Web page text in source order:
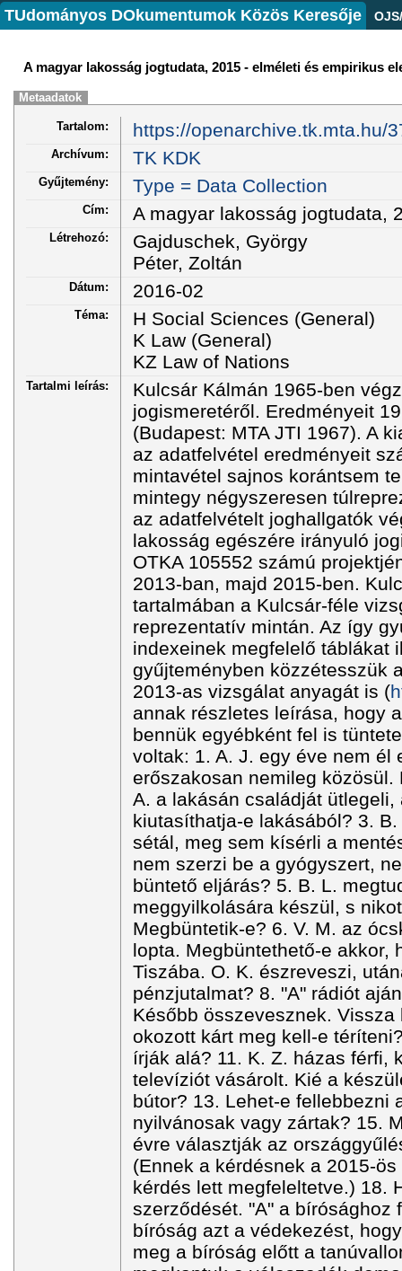
TUdományos DOkumentumok Közös Keresője
A magyar lakosság jogtudata, 2015 - elméleti és empirikus
Metaadatok
Tartalom: https://openarchive.tk.mta.hu/
Archívum: TK KDK
Gyűjtemény: Type = Data Collection
Cím: A magyar lakosság jogtudata,
Létrehozó:
Gajduschek, György
Péter, Zoltán
Dátum: 2016-02
Téma:
H Social Sciences (General)
K Law (General)
KZ Law of Nations
Tartalmi leírás:
Kulcsár Kálmán 1965-ben
jogismeretéről. Eredményeit
(Budapest: MTA JTI 1967). A
az adatfelvétel eredményeit
mintavétel sajnos korántsem
mintegy négyszeresen
az adatfelvételt joghallgatók
lakosság egészére irányuló
OTKA 105552 számú
2013-ban, majd 2015-ben.
tartalmában a Kulcsár-féle
reprezentatív mintán. Az így
indexeinek megfelelő táblákat
gyűjteményben közzétesszük
2013-as vizsgálat anyagát is (
annak részletes leírása, hogy
bennük egyébként fel is
voltak: 1. A. J. egy éve nem él
erőszakosan nemileg
A. a lakásán családját
kiutasíthatja-e lakásából? 3.
sétál, meg sem kísérli a
nem szerzi be a gyógyszert,
büntető eljárás? 5. B. L.
meggyilkolására készül, s
Megbüntetik-e? 6. V. M. az
lopta. Megbüntethető-e akkor,
Tiszába. O. K. észreveszi,
pénzjutalmat? 8. "A" rádiót
Később összevesznek.
okozott kárt meg kell-e
írják alá? 11. K. Z. házas férfi,
televíziót vásárolt. Kié a
bútor? 13. Lehet-e fellebbezni
nyilvánosak vagy zártak? 15.
évre választják az
(Ennek a kérdésnek a 2015-
kérdés lett megfeleltetve.) 18.
szerződését. "A" a bírósághoz
bíróság azt a védekezést,
meg a bíróság előtt a